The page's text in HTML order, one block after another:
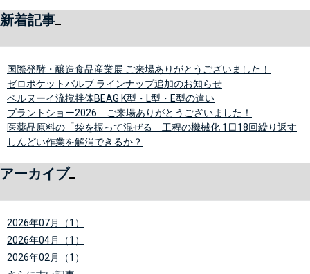
新着記事
国際発酵・醸造食品産業展 ご来場ありがとうございました！
ゼロポケットバルブ ラインナップ追加のお知らせ
ベルヌーイ流撹拌体BEAG K型・L型・E型の違い
プラントショー2026 ご来場ありがとうございました！
医薬品原料の「袋を振って混ぜる」工程の機械化 1日18回繰り返す
しんどい作業を解消できるか？
アーカイブ
2026年07月（1）
2026年04月（1）
2026年02月（1）